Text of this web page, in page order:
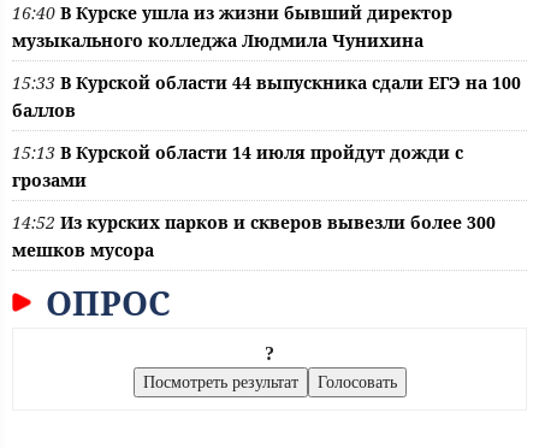
16:40 В Курске ушла из жизни бывший директор
музыкального колледжа Людмила Чунихина
15:33 В Курской области 44 выпускника сдали ЕГЭ на 100
баллов
15:13 В Курской области 14 июля пройдут дожди с
грозами
14:52 Из курских парков и скверов вывезли более 300
мешков мусора
ОПРОС
?